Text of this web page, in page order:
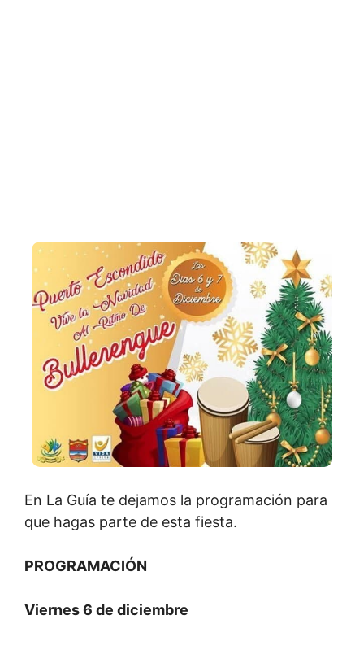
En La Guía te dejamos la programación para
que hagas parte de esta fiesta.
PROGRAMACIÓN
Viernes 6 de diciembre